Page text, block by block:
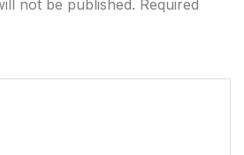
not be published. Required